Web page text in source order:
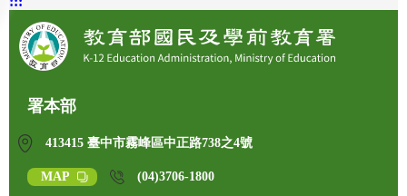
署本部
413415 臺中市霧峰區中正路738之4號
MAP (04)3706-1800